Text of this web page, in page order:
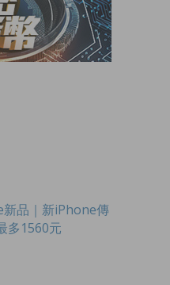
品｜新iPhone傳
多1560元